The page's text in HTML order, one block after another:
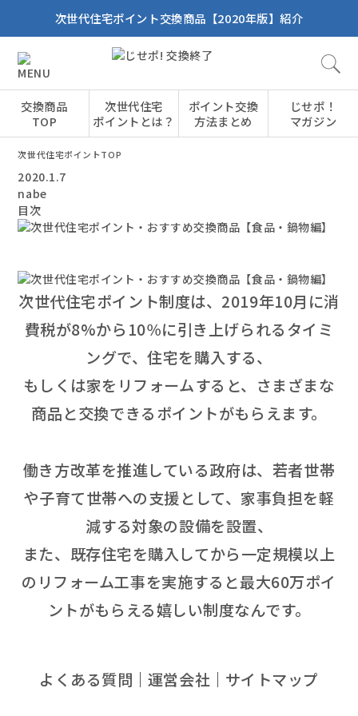
次世代住宅ポイント交換商品【2020年版】紹介
交換商品
TOP
次世代住宅
ポイントとは？
ポイント交換
方法まとめ
じせポ！
マガジン
次世代住宅ポイントTOP
2020.1.7
nabe
目次
次世代住宅ポイント制度は、2019年10月に消
費税が8%から10％に引き上げられるタイミ
ングで、住宅を購入する、
もしくは家をリフォームすると、さまざまな
商品と交換できるポイントがもらえます。
働き方改革を推進している政府は、若者世帯
や子育て世帯への支援として、家事負担を軽
減する対象の設備を設置、
また、既存住宅を購入してから一定規模以上
のリフォーム工事を実施すると最大60万ポイ
ントがもらえる嬉しい制度なんです。
よくある質問 運営会社 サイトマップ